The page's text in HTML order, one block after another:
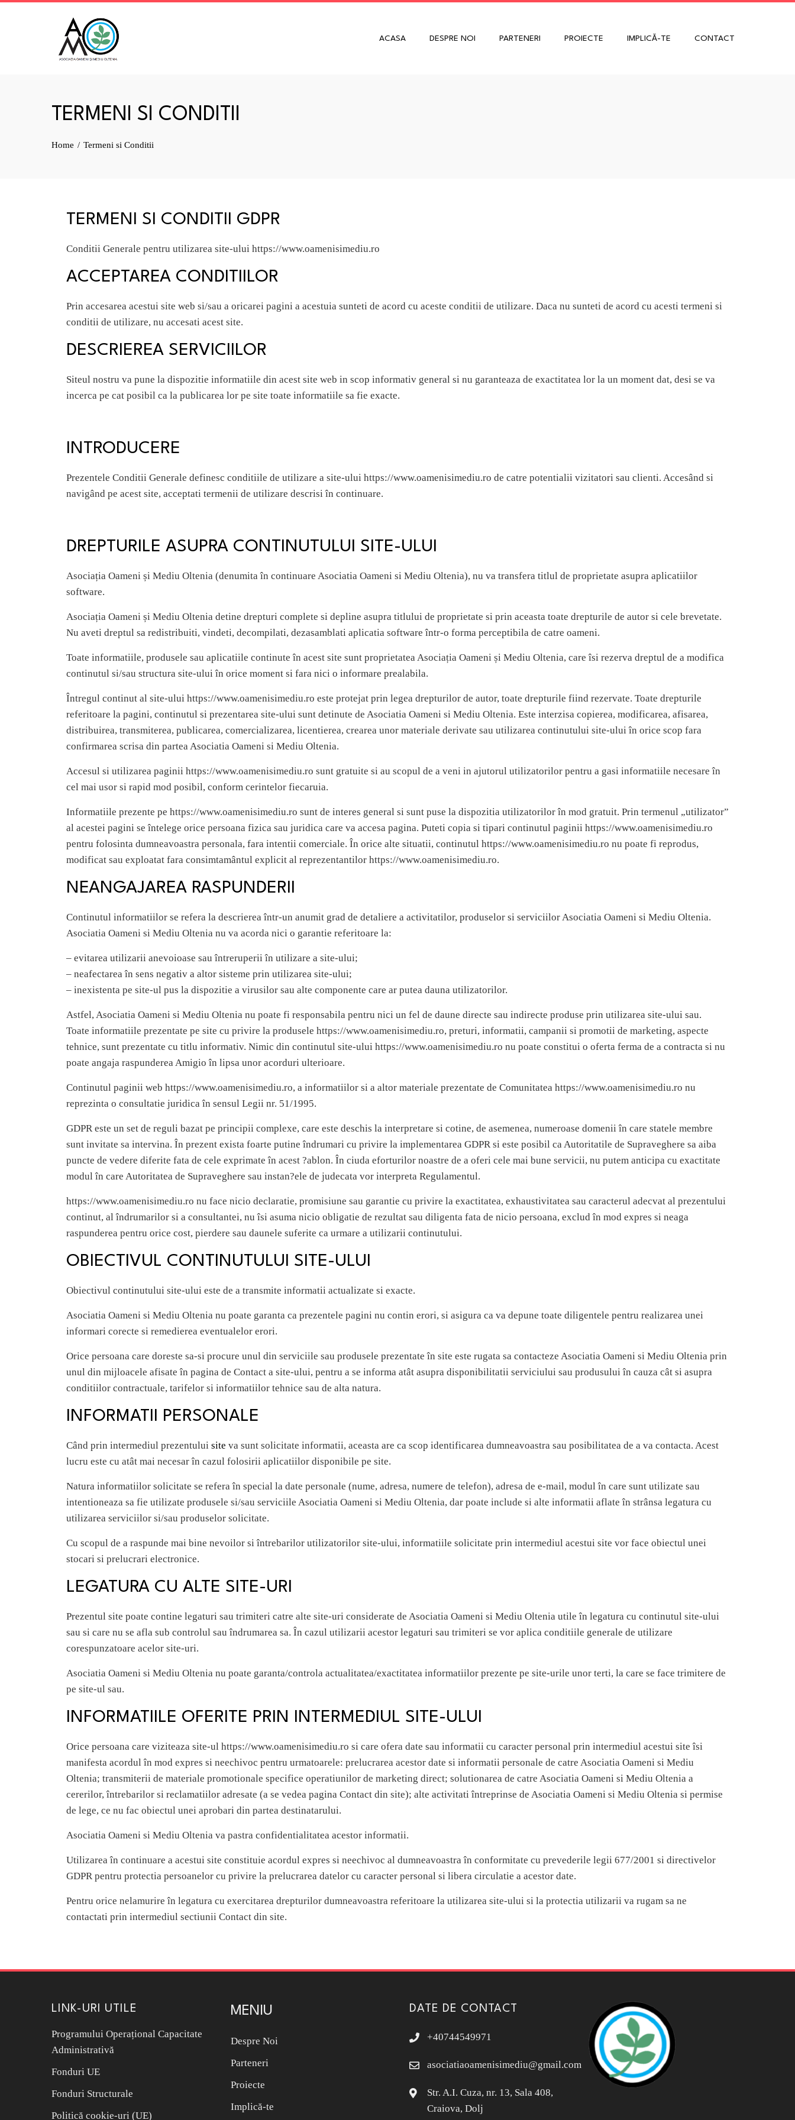
ACASA DESPRE NOI PARTENERI PROIECTE IMPLICĂ-TE CONTACT
TERMENI SI CONDITII
Home Termeni si Conditii
TERMENI SI CONDITII GDPR
Conditii Generale pentru utilizarea site-ului https://www.oamenisimediu.ro
ACCEPTAREA CONDITIILOR
Prin accesarea acestui site web si/sau a oricarei pagini a acestuia sunteti de acord cu aceste conditii de utilizare. Daca nu sunteti de acord cu acesti termeni si
conditii de utilizare, nu accesati acest site.
DESCRIEREA SERVICIILOR
Siteul nostru va pune la dispozitie informatiile din acest site web in scop informativ general si nu garanteaza de exactitatea lor la un moment dat, desi se va
incerca pe cat posibil ca la publicarea lor pe site toate informatiile sa fie exacte.
INTRODUCERE
Prezentele Conditii Generale definesc conditiile de utilizare a site-ului https://www.oamenisimediu.ro de catre potentialii vizitatori sau clienti. Accesând si
navigând pe acest site, acceptati termenii de utilizare descrisi în continuare.
DREPTURILE ASUPRA CONTINUTULUI SITE-ULUI
Asociația Oameni și Mediu Oltenia (denumita în continuare Asociatia Oameni si Mediu Oltenia), nu va transfera titlul de proprietate asupra aplicatiilor
software.
Asociația Oameni și Mediu Oltenia detine drepturi complete si depline asupra titlului de proprietate si prin aceasta toate drepturile de autor si cele brevetate.
Nu aveti dreptul sa redistribuiti, vindeti, decompilati, dezasamblati aplicatia software într-o forma perceptibila de catre oameni.
Toate informatiile, produsele sau aplicatiile continute în acest site sunt proprietatea Asociația Oameni și Mediu Oltenia, care îsi rezerva dreptul de a modifica
continutul si/sau structura site-ului în orice moment si fara nici o informare prealabila.
Întregul continut al site-ului https://www.oamenisimediu.ro este protejat prin legea drepturilor de autor, toate drepturile fiind rezervate. Toate drepturile
referitoare la pagini, continutul si prezentarea site-ului sunt detinute de Asociatia Oameni si Mediu Oltenia. Este interzisa copierea, modificarea, afisarea,
distribuirea, transmiterea, publicarea, comercializarea, licentierea, crearea unor materiale derivate sau utilizarea continutului site-ului în orice scop fara
confirmarea scrisa din partea Asociatia Oameni si Mediu Oltenia.
Accesul si utilizarea paginii https://www.oamenisimediu.ro sunt gratuite si au scopul de a veni in ajutorul utilizatorilor pentru a gasi informatiile necesare în
cel mai usor si rapid mod posibil, conform cerintelor fiecaruia.
Informatiile prezente pe https://www.oamenisimediu.ro sunt de interes general si sunt puse la dispozitia utilizatorilor în mod gratuit. Prin termenul „utilizator”
al acestei pagini se întelege orice persoana fizica sau juridica care va accesa pagina. Puteti copia si tipari continutul paginii https://www.oamenisimediu.ro
pentru folosinta dumneavoastra personala, fara intentii comerciale. În orice alte situatii, continutul https://www.oamenisimediu.ro nu poate fi reprodus,
modificat sau exploatat fara consimtamântul explicit al reprezentantilor https://www.oamenisimediu.ro.
NEANGAJAREA RASPUNDERII
Continutul informatiilor se refera la descrierea într-un anumit grad de detaliere a activitatilor, produselor si serviciilor Asociatia Oameni si Mediu Oltenia.
Asociatia Oameni si Mediu Oltenia nu va acorda nici o garantie referitoare la:
– evitarea utilizarii anevoioase sau întreruperii în utilizare a site-ului;
– neafectarea în sens negativ a altor sisteme prin utilizarea site-ului;
– inexistenta pe site-ul pus la dispozitie a virusilor sau alte componente care ar putea dauna utilizatorilor.
Astfel, Asociatia Oameni si Mediu Oltenia nu poate fi responsabila pentru nici un fel de daune directe sau indirecte produse prin utilizarea site-ului sau.
Toate informatiile prezentate pe site cu privire la produsele https://www.oamenisimediu.ro, preturi, informatii, campanii si promotii de marketing, aspecte
tehnice, sunt prezentate cu titlu informativ. Nimic din continutul site-ului https://www.oamenisimediu.ro nu poate constitui o oferta ferma de a contracta si nu
poate angaja raspunderea Amigio în lipsa unor acorduri ulterioare.
Continutul paginii web https://www.oamenisimediu.ro, a informatiilor si a altor materiale prezentate de Comunitatea https://www.oamenisimediu.ro nu
reprezinta o consultatie juridica în sensul Legii nr. 51/1995.
GDPR este un set de reguli bazat pe principii complexe, care este deschis la interpretare si cotine, de asemenea, numeroase domenii în care statele membre
sunt invitate sa intervina. În prezent exista foarte putine îndrumari cu privire la implementarea GDPR si este posibil ca Autoritatile de Supraveghere sa aiba
puncte de vedere diferite fata de cele exprimate în acest ?ablon. În ciuda eforturilor noastre de a oferi cele mai bune servicii, nu putem anticipa cu exactitate
modul în care Autoritatea de Supraveghere sau instan?ele de judecata vor interpreta Regulamentul.
https://www.oamenisimediu.ro nu face nicio declaratie, promisiune sau garantie cu privire la exactitatea, exhaustivitatea sau caracterul adecvat al prezentului
continut, al îndrumarilor si a consultantei, nu îsi asuma nicio obligatie de rezultat sau diligenta fata de nicio persoana, exclud în mod expres si neaga
raspunderea pentru orice cost, pierdere sau daunele suferite ca urmare a utilizarii continutului.
OBIECTIVUL CONTINUTULUI SITE-ULUI
Obiectivul continutului site-ului este de a transmite informatii actualizate si exacte.
Asociatia Oameni si Mediu Oltenia nu poate garanta ca prezentele pagini nu contin erori, si asigura ca va depune toate diligentele pentru realizarea unei
informari corecte si remedierea eventualelor erori.
Orice persoana care doreste sa-si procure unul din serviciile sau produsele prezentate în site este rugata sa contacteze Asociatia Oameni si Mediu Oltenia prin
unul din mijloacele afisate în pagina de Contact a site-ului, pentru a se informa atât asupra disponibilitatii serviciului sau produsului în cauza cât si asupra
conditiilor contractuale, tarifelor si informatiilor tehnice sau de alta natura.
INFORMATII PERSONALE
Când prin intermediul prezentului site va sunt solicitate informatii, aceasta are ca scop identificarea dumneavoastra sau posibilitatea de a va contacta. Acest
lucru este cu atât mai necesar în cazul folosirii aplicatiilor disponibile pe site.
Natura informatiilor solicitate se refera în special la date personale (nume, adresa, numere de telefon), adresa de e-mail, modul în care sunt utilizate sau
intentioneaza sa fie utilizate produsele si/sau serviciile Asociatia Oameni si Mediu Oltenia, dar poate include si alte informatii aflate în strânsa legatura cu
utilizarea serviciilor si/sau produselor solicitate.
Cu scopul de a raspunde mai bine nevoilor si întrebarilor utilizatorilor site-ului, informatiile solicitate prin intermediul acestui site vor face obiectul unei
stocari si prelucrari electronice.
LEGATURA CU ALTE SITE-URI
Prezentul site poate contine legaturi sau trimiteri catre alte site-uri considerate de Asociatia Oameni si Mediu Oltenia utile în legatura cu continutul site-ului
sau si care nu se afla sub controlul sau îndrumarea sa. În cazul utilizarii acestor legaturi sau trimiteri se vor aplica conditiile generale de utilizare
corespunzatoare acelor site-uri.
Asociatia Oameni si Mediu Oltenia nu poate garanta/controla actualitatea/exactitatea informatiilor prezente pe site-urile unor terti, la care se face trimitere de
pe site-ul sau.
INFORMATIILE OFERITE PRIN INTERMEDIUL SITE-ULUI
Orice persoana care viziteaza site-ul https://www.oamenisimediu.ro si care ofera date sau informatii cu caracter personal prin intermediul acestui site îsi
manifesta acordul în mod expres si neechivoc pentru urmatoarele: prelucrarea acestor date si informatii personale de catre Asociatia Oameni si Mediu
Oltenia; transmiterii de materiale promotionale specifice operatiunilor de marketing direct; solutionarea de catre Asociatia Oameni si Mediu Oltenia a
cererilor, întrebarilor si reclamatiilor adresate (a se vedea pagina Contact din site); alte activitati întreprinse de Asociatia Oameni si Mediu Oltenia si permise
de lege, ce nu fac obiectul unei aprobari din partea destinatarului.
Asociatia Oameni si Mediu Oltenia va pastra confidentialitatea acestor informatii.
Utilizarea în continuare a acestui site constituie acordul expres si neechivoc al dumneavoastra în conformitate cu prevederile legii 677/2001 si directivelor
GDPR pentru protectia persoanelor cu privire la prelucrarea datelor cu caracter personal si libera circulatie a acestor date.
Pentru orice nelamurire în legatura cu exercitarea drepturilor dumneavoastra referitoare la utilizarea site-ului si la protectia utilizarii va rugam sa ne
contactati prin intermediul sectiunii Contact din site.
LINK-URI UTILE
Programului Operațional Capacitate
Administrativă
Fonduri UE
Fonduri Structurale
Politică cookie-uri (UE)
MENIU
Despre Noi
Parteneri
Proiecte
Implică-te
DATE DE CONTACT
+40744549971
asociatiaoamenisimediu@gmail.com
Str. A.I. Cuza, nr. 13, Sala 408,
Craiova, Dolj